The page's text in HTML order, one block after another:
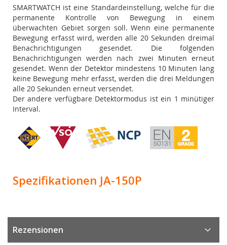
SMARTWATCH ist eine Standardeinstellung, welche für die
permanente Kontrolle von Bewegung in einem
überwachten Gebiet sorgen soll. Wenn eine permanente
Bewegung erfasst wird, werden alle 20 Sekunden dreimal
Benachrichtigungen gesendet. Die folgenden
Benachrichtigungen werden nach zwei Minuten erneut
gesendet. Wenn der Detektor mindestens 10 Minuten lang
keine Bewegung mehr erfasst, werden die drei Meldungen
alle 20 Sekunden erneut versendet.
Der andere verfügbare Detektormodus ist ein 1 minütiger
Interval.
Spezifikationen JA-150P
Rezensionen